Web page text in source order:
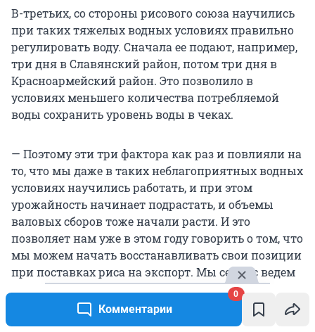
Комментарии
0
В-третьих, со стороны рисового союза научились
при таких тяжелых водных условиях правильно
регулировать воду. Сначала ее подают, например,
три дня в Славянский район, потом три дня в
Красноармейский район. Это позволило в
условиях меньшего количества потребляемой
воды сохранить уровень воды в чеках.
— Поэтому эти три фактора как раз и повлияли на
то, что мы даже в таких неблагоприятных водных
условиях научились работать, и при этом
урожайность начинает подрастать, и объемы
валовых сборов тоже начали расти. И это
позволяет нам уже в этом году говорить о том, что
мы можем начать восстанавливать свои позиции
при поставках риса на экспорт. Мы сейчас ведем
разговор с Минсельхозом о том, что в этом году
можно будет пересмотреть постановление
правительства, скорректировать и установить